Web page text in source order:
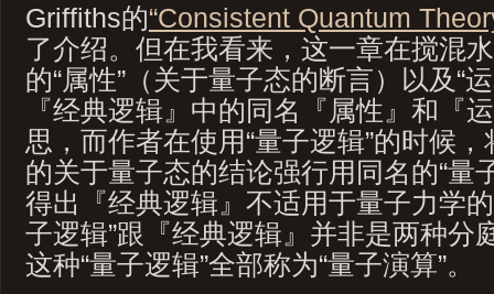
Griffiths的“Consistent Quantum
了介绍。但在我看来，这一章在搅混
的“属性”（关于量子态的断言）以及“
『经典逻辑』中的同名『属性』和『
思，而作者在使用“量子逻辑”的时候
的关于量子态的结论强行用同名的“量
得出『经典逻辑』不适用于量子力学
子逻辑”跟『经典逻辑』并非是两种分
这种“量子逻辑”全部称为“量子演算”。